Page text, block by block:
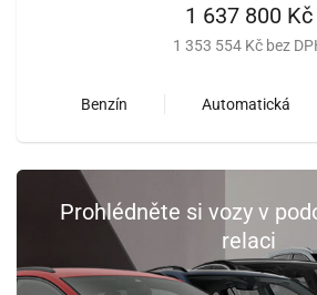
1 637 800 Kč
1 353 554 Kč bez
Benzín Automatická
Prohlédněte si vozy v
relaci